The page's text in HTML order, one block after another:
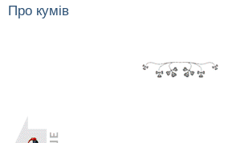
Про кумів